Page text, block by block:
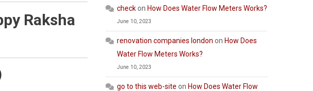
Raksha
checkon How Does Water Flow Meters Works?
June 10, 2023
renovation companies london on How Does
Water Flow Meters Works?
June 10, 2023
go to this web-site on How Does Water Flow